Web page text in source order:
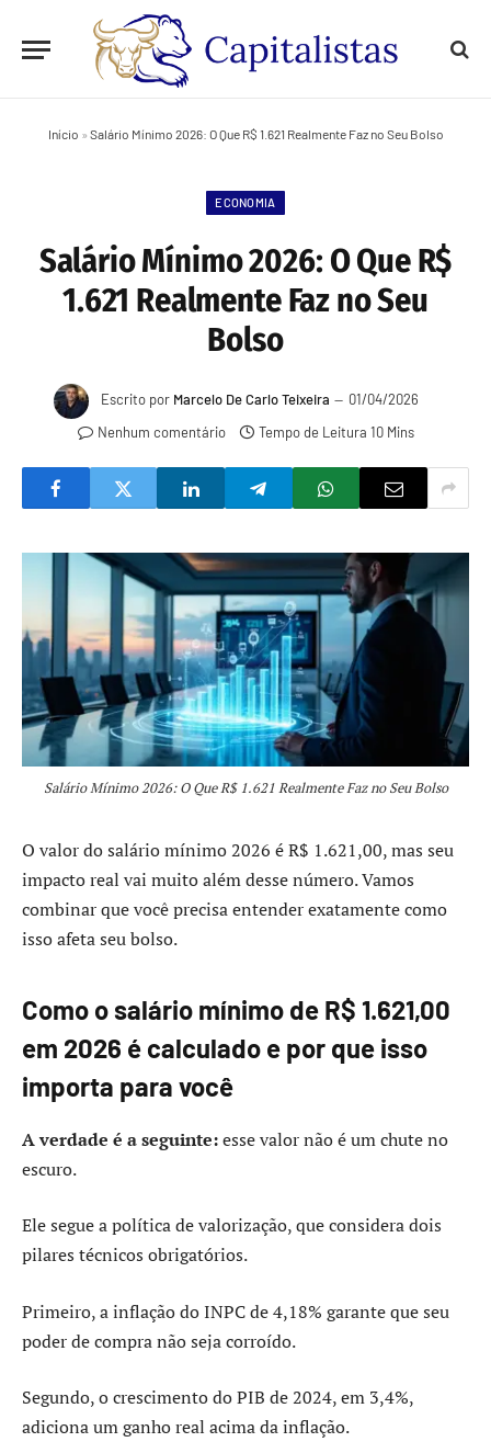
Início » Salário Mínimo 2026: O Que R$ 1.621 Realmente Faz no Seu Bolso
ECONOMIA
Salário Mínimo 2026: O Que R$
1.621 Realmente Faz no Seu
Bolso
Escrito por Marcelo De Carlo Teixeira
01/04/2026
Nenhum comentário
Tempo de Leitura 10 Mins
Salário Mínimo 2026: O Que R$ 1.621 Realmente Faz no Seu Bolso
O valor do salário mínimo 2026 é R$ 1.621,00, mas seu
impacto real vai muito além desse número. Vamos
combinar que você precisa entender exatamente como
isso afeta seu bolso.
Como o salário mínimo de R$ 1.621,00
em 2026 é calculado e por que isso
importa para você
A verdade é a seguinte:esse valor não é um chute no
escuro.
Ele segue a política de valorização, que considera dois
pilares técnicos obrigatórios.
Primeiro, a inflação do INPC de 4,18% garante que seu
poder de compra não seja corroído.
Segundo, o crescimento do PIB de 2024, em 3,4%,
adiciona um ganho real acima da inflação.